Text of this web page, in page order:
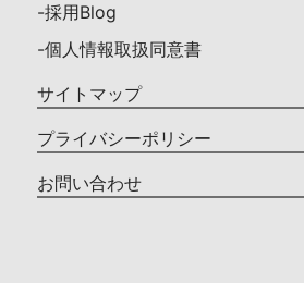
-採用Blog
-個人情報取扱同意書
サイトマップ
プライバシーポリシー
お問い合わせ